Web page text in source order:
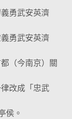
勇武安英濟
勇武安英濟
（今南京）關
改成「忠武
侯。